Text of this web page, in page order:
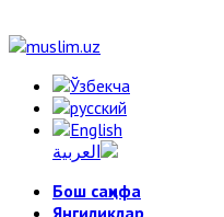
Бош саҳифа
Янгиликлар